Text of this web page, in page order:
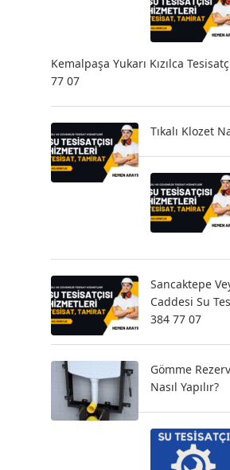
Kemalpaşa Yukarı Kızılca
77 07
Tıkalı Klozet
Sancaktepe
Caddesi Su
384 77 07
Gömme
Nasıl Yapılır?